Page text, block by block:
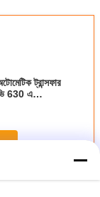
ট্রান্সফার
630 এ